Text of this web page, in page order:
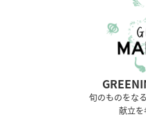
旬のものをな
献立を